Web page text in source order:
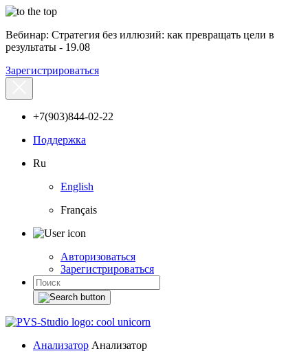
Вебинар: Стратегия без иллюзий: как превращать цели в
результаты - 19.08
Зарегистрироваться
+7(903)844-02-22
Поддержка
Ru
English
Français
Авторизоваться
Зарегистрироваться
Анализатор Анализатор